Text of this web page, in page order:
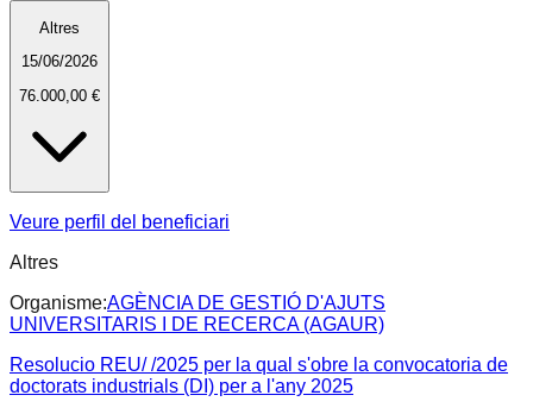
Altres
15/06/2026
76.000,00 €
Veure perfil del beneficiari
Altres
Organisme:AGÈNCIA DE GESTIÓ D'AJUTS
UNIVERSITARIS I DE RECERCA (AGAUR)
Resolucio REU/ /2025 per la qual s'obre la convocatoria de
doctorats industrials (DI) per a l'any 2025